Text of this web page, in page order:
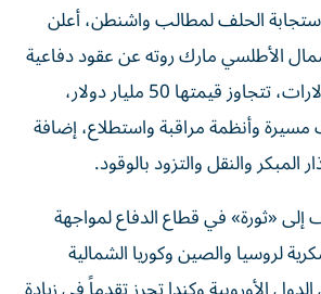
الحلف لمطالب واشنطن، أعلن
الأطلسي مارك روته عن عقود دفاعية
جديدة بمليارات الدولارات، تتجاوز قيمتها 50 مليار دولار،
وأنظمة مراقبة واستطلاع، إضافة
المبكر والنقل والتزود بالوقود.
إلى «ثورة» في قطاع الدفاع لمواجهة
لروسيا والصين وكوريا الشمالية